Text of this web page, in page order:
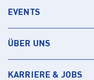
EVENTS
ÜBER UNS
KARRIERE & JOBS